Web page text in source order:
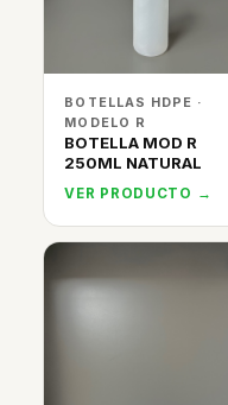
BOTELLAS HDPE ·
MODELO R
BOTELLA MOD R
250ML NATURAL
VER PRODUCTO →